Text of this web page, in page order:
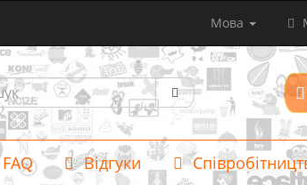
Мова
FAQ Відгуки